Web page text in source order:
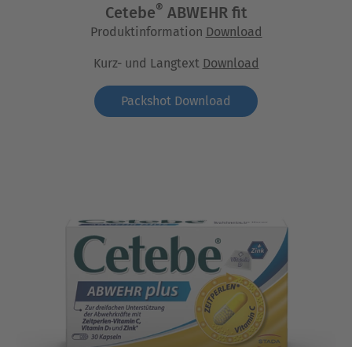
Cetebe® ABWEHR fit
Produktinformation Download
Kurz- und Langtext Download
Packshot Download